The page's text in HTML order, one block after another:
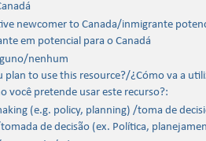
newcomer to Canada/inmigrante
em potencial para o Canadá
nenhum
plan to use this resource?/¿Cómo va a
você pretende usar este recurso?:
(e.g. policy, planning) /toma de
de decisão (ex. Política,